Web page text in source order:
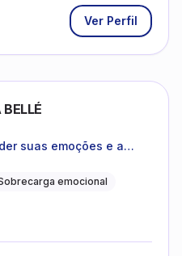
Ver Perfil
suas emoções e a
emocional